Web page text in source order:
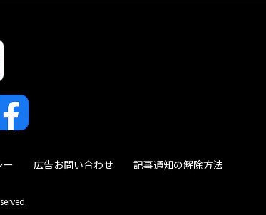
ー 広告お問い合わせ 記事通知の解除方法